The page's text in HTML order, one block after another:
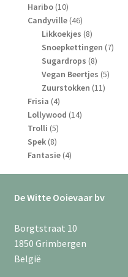
producten
Haribo 1010
producten
Candyville 4646
producten
Likkoekjes 88
producten
Snoepkettingen 77
Sugardrops 88
producten
Vegan Beertjes 55
Zuurstokken 1111
Frisia 44
producten
Lollywood 1414
Trolli 55
producten
Spek 88
producten
Fantasie 44
De Witte Ooievaar bv
Borgtstraat 10
1850 Grimbergen
België